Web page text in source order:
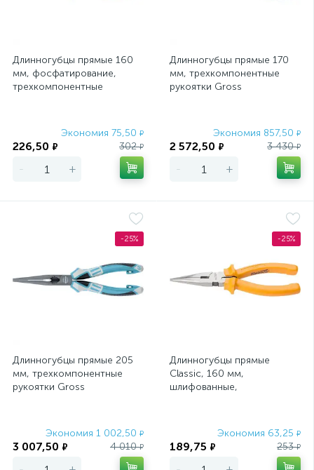
Длинногубцы прямые 160
мм, фосфатирование,
трехкомпонентные
Экономия 75,50 ₽
226,50 ₽ 302₽
- +
Длинногубцы прямые 170
мм, трехкомпонентные
рукоятки Gross
Экономия 857,50 ₽
2 572,50 ₽ 3 430₽
- +
-25%
Длинногубцы прямые 205
мм, трехкомпонентные
рукоятки Gross
Экономия 1 002,50 ₽
3 007,50 ₽ 4 010₽
-25%
Длинногубцы прямые
Classic, 160 мм,
шлифованные,
Экономия 63,25 ₽
189,75 ₽ 253₽